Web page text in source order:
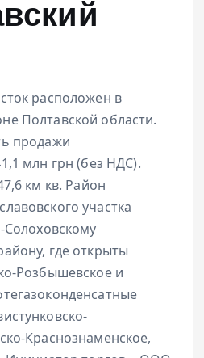
расположен в
Полтавской области.
продажи
млн грн (без НДС).
км кв. Район
участка
Солоховскому
где открыты
Розбышевское и
Краснознаменское,